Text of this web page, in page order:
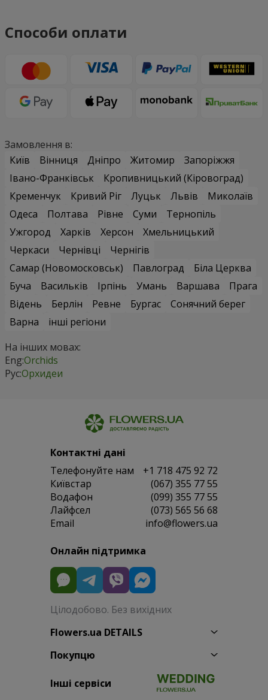
Способи оплати
Замовлення в:
Київ
Вінниця Дніпро Житомир
Запоріжжя
Івано-Франківськ
Кропивницький (Кіровоград)
Кременчук
Кривий Ріг Луцьк Львів
Миколаїв
Одеса
Полтава Рівне Суми
Тернопіль
Ужгород
Харків Херсон
Хмельницький
Черкаси
Чернівці
Чернігів
Самар (Новомосковськ)
Павлоград
Біла Церква
Буча
Васильків Ірпінь Умань Варшава
Прага
Відень
Берлін Ревне Бургас
Сонячний берег
Варна
інші регіони
На інших мовах:
Eng:Orchids
Рус:Орхидеи
Контактні дані
Телефонуйте нам
+1 718 475 92 72
Київстар
(067) 355 77 55
Водафон
(099) 355 77 55
Лайфсел
(073) 565 56 68
Email
info@flowers.ua
Онлайн підтримка
Цілодобово. Без вихідних
Flowers.ua DETAILS
Покупцю
Інші сервіси